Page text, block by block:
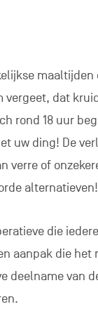
dat
rond 18 uur
uw ding! De
verre of
alternatieven!
die
aanpak die het
deelname van